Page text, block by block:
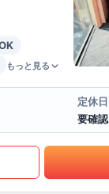
もっと見る
定休日
要確認